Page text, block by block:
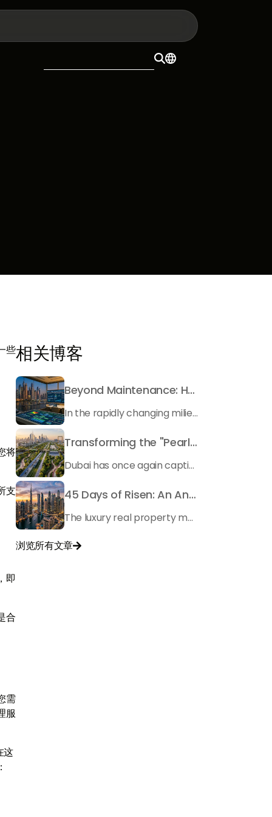
些
将
支
即
合
需
服
这
相关博客
Beyond Maintenance: How Preventive Money Governance is Transforming Dubai Real Estate
In the rapidly changing milieu of Dubai's real estate sector, the year 2026 has triggered a substantial change in baggage handling practices. We have progressed beyond time when asset handling is simply a matter of "repairing leaks" or "accumulating bills". Currently, prudent businesses, builders and residents expect a more enhanced priority: preventive money governance.
Transforming the "Pearl of the World": 5 Key Projects Shaping Dubai's Future in 2026
Dubai has once again captivated a worldwide target audience with several groundbreaking mega-works that redefine the boundaries of engineering, sustainability and urban living. As we progress to May 2026, these ventures are evolving from bold ideas into concrete realities, cementing Dubai’s role as a worldwide leader in innovation and smart metropolitan development. From the depths of the ocean to the heights of the skyline, here's a complete examination of 5 massive projects that could currently make the emirate work again.
45 Days of Risen: An Analysis of Dubai’s Remarkable Growth in Ultra-Luxury Real Estate
The luxury real property market in Dubai is experiencing a remarkable upward push, strengthening its position as the leading worldwide hub for high-internet value investors. By the end of April 2026, the market has proven formidable resilience and growth, fueled by a blend of world-class infrastructure, strategic financial policies and a remarkable way of life worldwide Presented below is a complete analysis of the contemporary state of the ultra-luxury sector in Dubai, and the number one factors contributing to this historic momentum.
浏览所有文章